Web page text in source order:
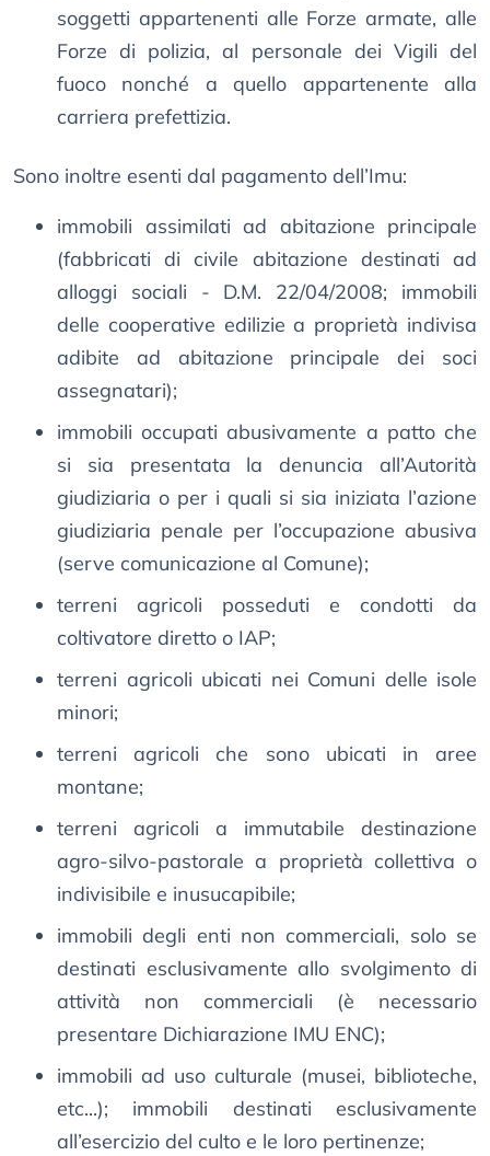
soggetti appartenenti alle Forze armate, alle
Forze di polizia, al personale dei Vigili del
fuoco nonché a quello appartenente alla
carriera prefettizia.
Sono inoltre esenti dal pagamento dell’Imu:
immobili assimilati ad abitazione principale
(fabbricati di civile abitazione destinati ad
alloggi sociali - D.M. 22/04/2008; immobili
delle cooperative edilizie a proprietà indivisa
adibite ad abitazione principale dei soci
assegnatari);
immobili occupati abusivamente a patto che
si sia presentata la denuncia all’Autorità
giudiziaria o per i quali si sia iniziata l’azione
giudiziaria penale per l’occupazione abusiva
(serve comunicazione al Comune);
terreni agricoli posseduti e condotti da
coltivatore diretto o IAP;
terreni agricoli ubicati nei Comuni delle isole
minori;
terreni agricoli che sono ubicati in aree
montane;
terreni agricoli a immutabile destinazione
agro-silvo-pastorale a proprietà collettiva o
indivisibile e inusucapibile;
immobili degli enti non commerciali, solo se
destinati esclusivamente allo svolgimento di
attività non commerciali (è necessario
presentare Dichiarazione IMU ENC);
immobili ad uso culturale (musei, biblioteche,
etc...); immobili destinati esclusivamente
all’esercizio del culto e le loro pertinenze;